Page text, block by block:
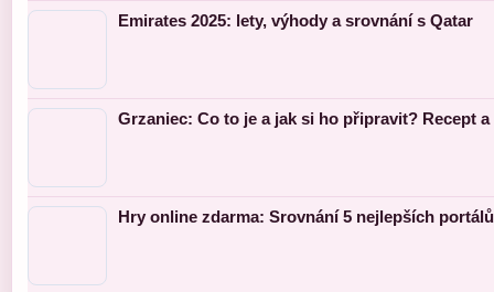
Emirates 2025: lety, výhody a srovnání s Qatar
Grzaniec: Co to je a jak si ho připravit? Recept
Hry online zdarma: Srovnání 5 nejlepších portálů